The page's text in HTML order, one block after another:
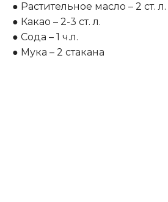
● Растительное масло – 2 ст. л.
● Какао – 2-3 ст. л.
● Сода – 1 ч.л.
● Мука – 2 стакана